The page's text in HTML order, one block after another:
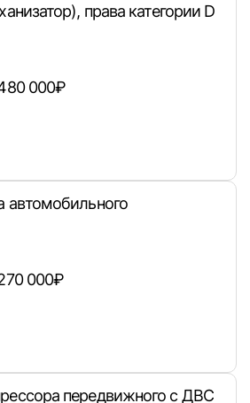
личный кабинет
Телефон
права категории D
000₽
автомобильного
000₽
передвижного с ДВС